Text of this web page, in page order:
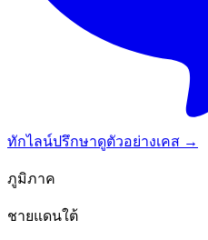
ทักไลน์ปรึกษาดูตัวอย่างเคส →
ภูมิภาค
ชายแดนใต้